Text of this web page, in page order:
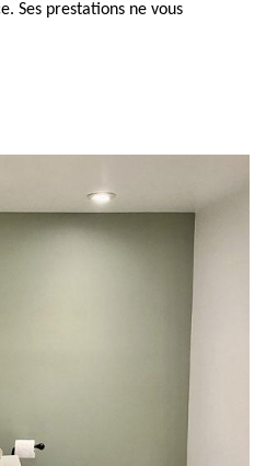
Ses prestations ne vous